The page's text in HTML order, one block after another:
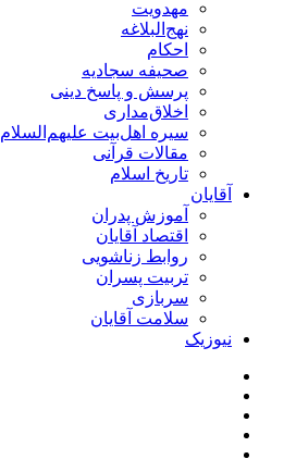
مهدویت
نهج‌البلاغه
احکام
صحیفه سجادیه
پرسش و پاسخ دینی
اخلاق‌مداری
سیره اهل‌بیت علیهم‌السلام
مقالات قرآنی
تاریخ اسلام
آقایان
آموزش پدران
اقتصاد آقایان
روابط زناشویی
تربیت پسران
سربازی
سلامت آقایان
نیوزیک